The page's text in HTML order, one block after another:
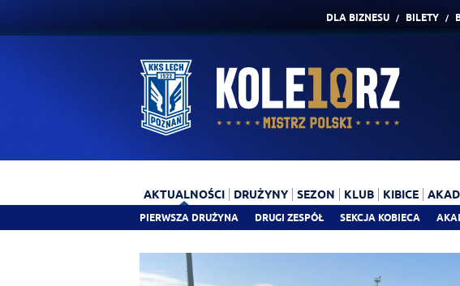
DLA BIZNESU BILETY
AKTUALNOŚCI
PIERWSZA DRUŻYNA DRUGI ZESPÓŁ SEKCJA KOBIECA
DRUŻYNY SEZON KLUB KIBICE